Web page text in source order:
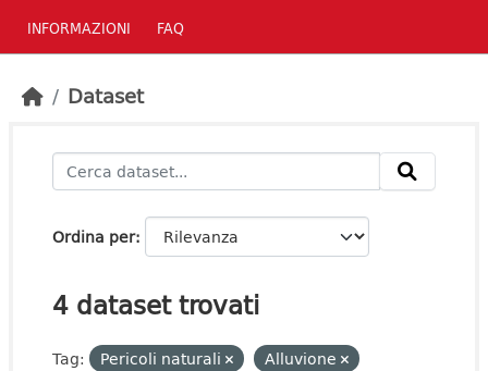
INFORMAZIONI FAQ
Dataset
Ordina per
4 dataset trovati
Tag: Pericoli naturali
Alluvione